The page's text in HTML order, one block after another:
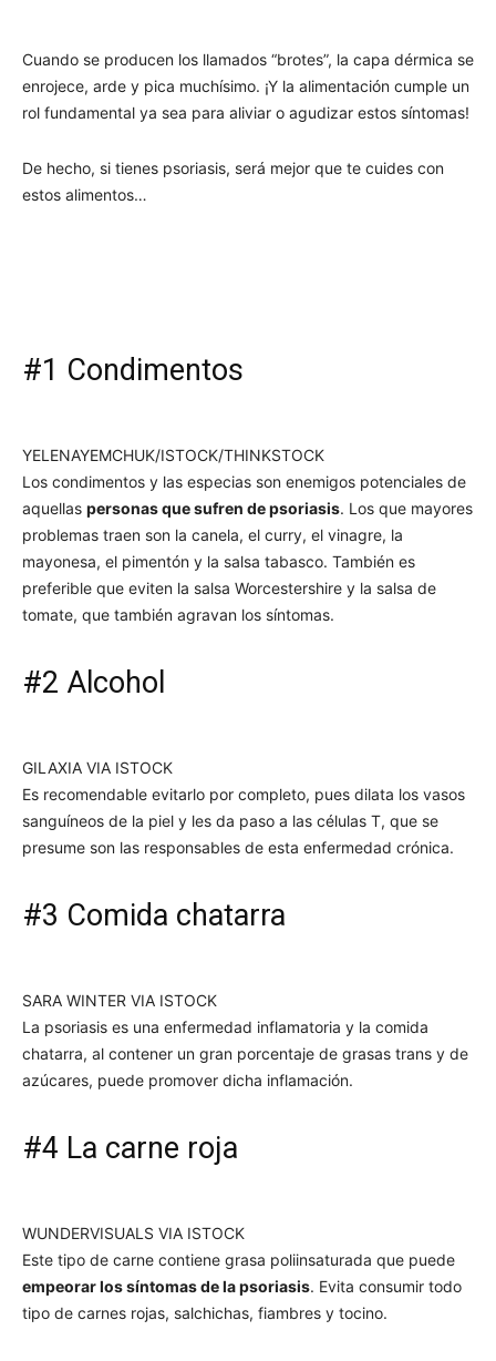
Cuando se producen los llamados “brotes”, la capa dérmica se
enrojece, arde y pica muchísimo. ¡Y la alimentación cumple un
rol fundamental ya sea para aliviar o agudizar estos síntomas!
De hecho, si tienes psoriasis, será mejor que te cuides con
estos alimentos…
#1 Condimentos
YELENAYEMCHUK/ISTOCK/THINKSTOCK
Los condimentos y las especias son enemigos potenciales de
aquellas personas que sufren de psoriasis. Los que mayores
problemas traen son la canela, el curry, el vinagre, la
mayonesa, el pimentón y la salsa tabasco. También es
preferible que eviten la salsa Worcestershire y la salsa de
tomate, que también agravan los síntomas.
#2 Alcohol
GILAXIA VIA ISTOCK
Es recomendable evitarlo por completo, pues dilata los vasos
sanguíneos de la piel y les da paso a las células T, que se
presume son las responsables de esta enfermedad crónica.
#3 Comida chatarra
SARA WINTER VIA ISTOCK
La psoriasis es una enfermedad inflamatoria y la comida
chatarra, al contener un gran porcentaje de grasas trans y de
azúcares, puede promover dicha inflamación.
#4 La carne roja
WUNDERVISUALS VIA ISTOCK
Este tipo de carne contiene grasa poliinsaturada que puede
empeorar los síntomas de la psoriasis. Evita consumir todo
tipo de carnes rojas, salchichas, fiambres y tocino.